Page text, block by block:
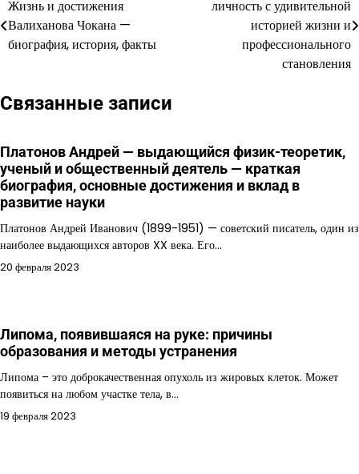
по
записям
Жизнь и достижения
Валиханова Чокана —
биография, история, факты
личность с удивительной
историей жизни и
профессионального
становления
Связанные записи
Платонов Андрей — выдающийся физик-теоретик,
ученый и общественный деятель — краткая
биография, основные достижения и вклад в
развитие науки
Платонов Андрей Иванович (1899-1951) — советский писатель, один из
наиболее выдающихся авторов XX века. Его…
20 февраля 2023
Липома, появившаяся на руке: причины
образования и методы устранения
Липома – это доброкачественная опухоль из жировых клеток. Может
появиться на любом участке тела, в…
19 февраля 2023